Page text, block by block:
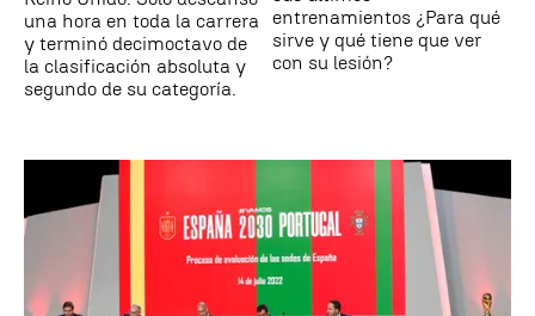
una hora en toda la carrera
y terminó decimoctavo de
la clasificación absoluta y
segundo de su categoría.
entrenamientos ¿Para qué
sirve y qué tiene que ver
con su lesión?